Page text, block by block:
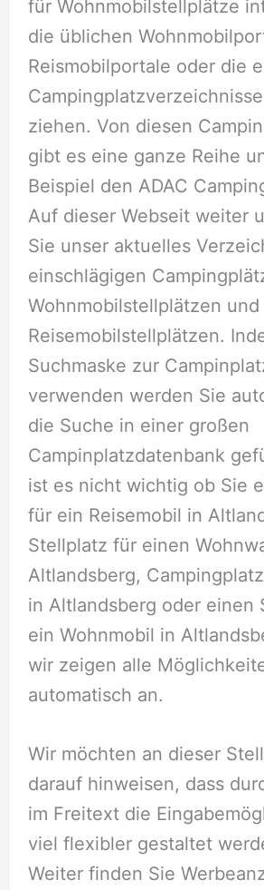
für Wohnmobilstellplätze
die üblichen
Reismobilportale oder die
ziehen. Von diesen
gibt es eine ganze Reihe
Beispiel den ADAC
Auf dieser Webseit weiter
Sie unser aktuelles
einschlägigen
Wohnmobilstellplätzen und
Reisemobilstellplätzen.
Suchmaske zur
verwenden werden Sie
die Suche in einer großen
Campinplatzdatenbank
ist es nicht wichtig ob Sie
für ein Reisemobil in
Stellplatz für einen
Altlandsberg,
in Altlandsberg oder einen
ein Wohnmobil in
wir zeigen alle
automatisch an.
Wir möchten an dieser
darauf hinweisen, dass
im Freitext die
viel flexibler gestaltet
Weiter finden Sie